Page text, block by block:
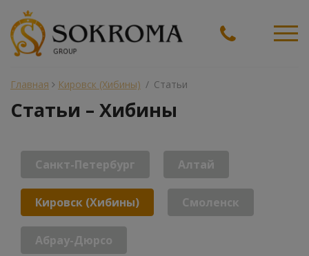
Главная Кировск (Хибины) / Статьи
Статьи – Хибины
Санкт-Петербург Алтай
Кировск (Хибины) Смоленск
Абрау-Дюрсо